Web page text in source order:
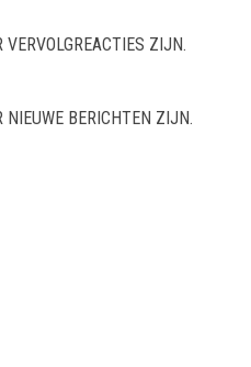
ZIJN.
BERICHTEN ZIJN.